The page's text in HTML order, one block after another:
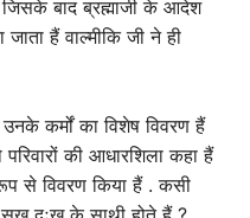
जिसके बाद ब्रह्माजी के आदेश
जाता हैं वाल्मीकि जी ने ही
कर्मों का विशेष विवरण हैं
की आधारशिला कहा हैं
रूप से विवरण किया हैं . कसी